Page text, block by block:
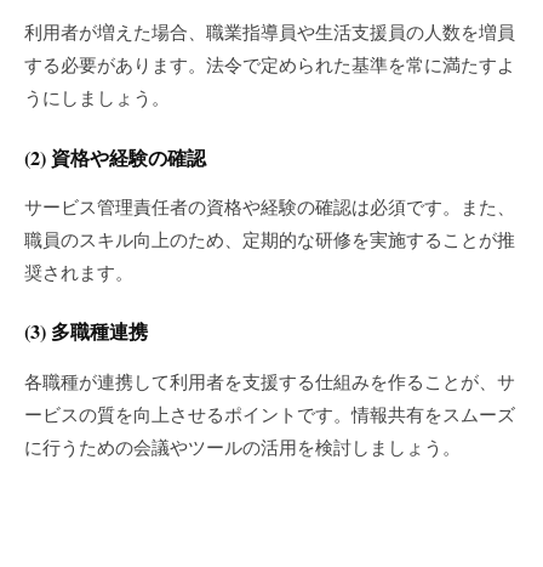
利用者が増えた場合、職業指導員や生活支援員の人数を増員
する必要があります。法令で定められた基準を常に満たすよ
うにしましょう。
(2) 資格や経験の確認
サービス管理責任者の資格や経験の確認は必須です。また、
職員のスキル向上のため、定期的な研修を実施することが推
奨されます。
(3) 多職種連携
各職種が連携して利用者を支援する仕組みを作ることが、サ
ービスの質を向上させるポイントです。情報共有をスムーズ
に行うための会議やツールの活用を検討しましょう。